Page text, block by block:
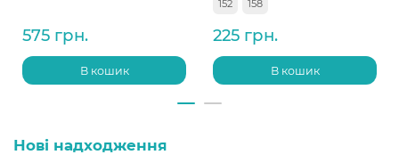
575 грн.
В кошик
152
158
225 грн.
В кошик
Нові надходження